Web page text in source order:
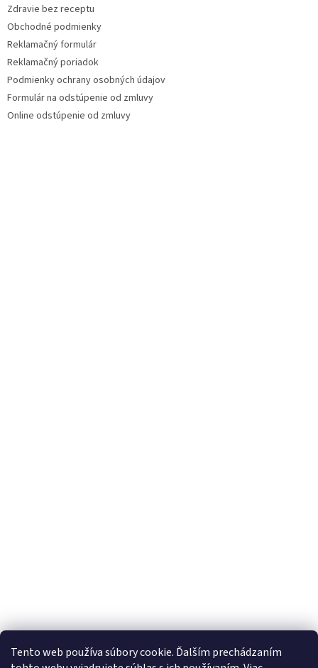
Tento web používa súbory cookie. Ďalším prechádzaním
Zdravie bez receptu
Obchodné podmienky
Reklamačný formulár
Reklamačný poriadok
Podmienky ochrany osobných údajov
Formulár na odstúpenie od zmluvy
Online odstúpenie od zmluvy